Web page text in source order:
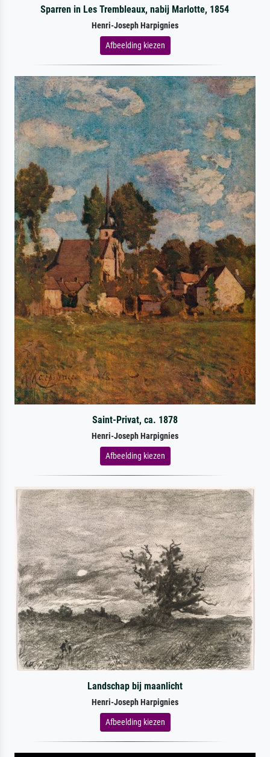
Sparren in Les Trembleaux, nabij Marlotte, 1854
Henri-Joseph Harpignies
Afbeelding kiezen
Saint-Privat, ca. 1878
Henri-Joseph Harpignies
Afbeelding kiezen
Landschap bij maanlicht
Henri-Joseph Harpignies
Afbeelding kiezen